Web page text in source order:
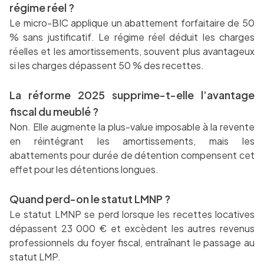
régime réel ?
Le micro-BIC applique un abattement forfaitaire de 50
% sans justificatif. Le régime réel déduit les charges
réelles et les amortissements, souvent plus avantageux
si les charges dépassent 50 % des recettes.
La réforme 2025 supprime-t-elle l’avantage
fiscal du meublé ?
Non. Elle augmente la plus-value imposable à la revente
en réintégrant les amortissements, mais les
abattements pour durée de détention compensent cet
effet pour les détentions longues.
Quand perd-on le statut LMNP ?
Le statut LMNP se perd lorsque les recettes locatives
dépassent 23 000 € et excèdent les autres revenus
professionnels du foyer fiscal, entraînant le passage au
statut LMP.